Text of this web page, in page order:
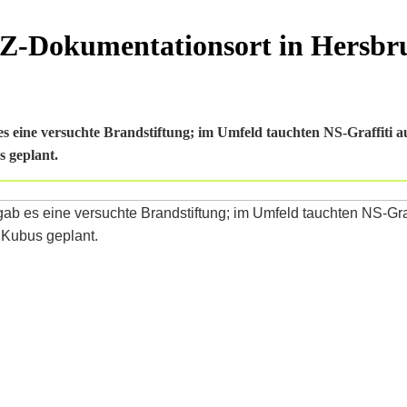
Dokumentationsort in
eine versuchte Brandstiftung; im Umfeld tauchten NS-Graffiti
geplant.